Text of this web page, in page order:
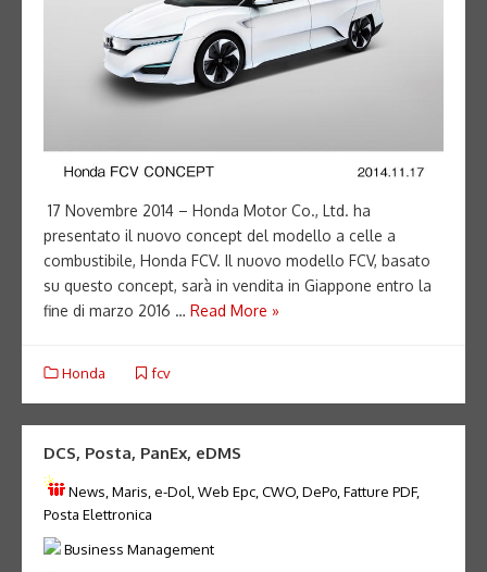
17 Novembre 2014 – Honda Motor Co., Ltd. ha
presentato il nuovo concept del modello a celle a
combustibile, Honda FCV. Il nuovo modello FCV, basato
su questo concept, sarà in vendita in Giappone entro la
fine di marzo 2016 … Read More »
Honda fcv
DCS, Posta, PanEx, eDMS
News, Maris, e-Dol, Web Epc, CWO, DePo, Fatture PDF,
Posta Elettronica
Business Management